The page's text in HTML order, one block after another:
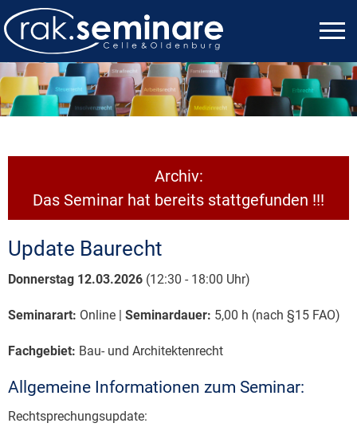
Archiv:
Das Seminar hat bereits stattgefunden !!!
Update Baurecht
Donnerstag 12.03.2026 (12:30 - 18:00 Uhr)
Seminarart: Online | Seminardauer: 5,00 h (nach §15 FAO)
Fachgebiet: Bau- und Architektenrecht
Allgemeine Informationen zum Seminar:
Rechtsprechungsupdate: